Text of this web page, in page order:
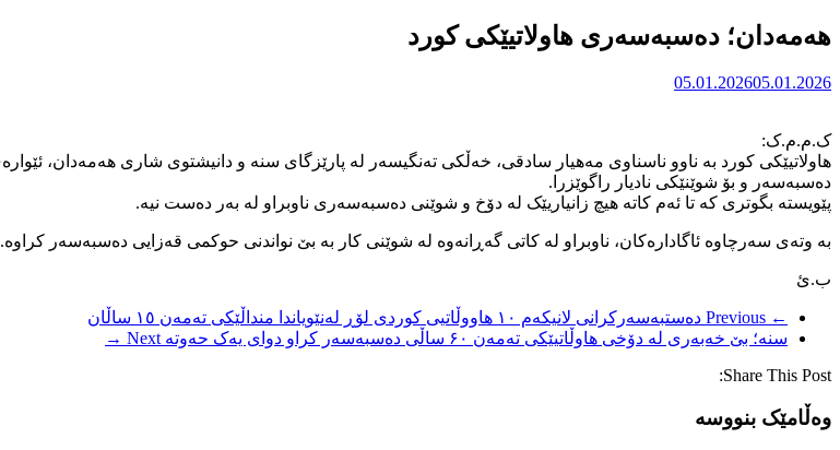
هەمەدان؛ دەسبەسەری هاولاتیێکی کورد
05.01.202605.01.2026
ک.م.م.ک:
دەسبەسەر و بۆ شوێنێکی نادیار راگوێزرا.
پێویستە بگوتری کە تا ئەم کاتە هیچ زانیاریێک لە دۆخ و شوێنی دەسبەسەری ناوبراو لە بەر دەست نیە.
بە وتەی سەرچاوە ئاگادارەکان، ناوبراو لە کاتی گەڕانەوە لە شوێنی کار بە بێ نواندنی حوکمی قەزایی دەسبەسەر کراوە.
ب.ئ
← Previous
دەستبەسەرکرانی لانیکەم ١٠ هاووڵاتیی کوردی لۆڕ لەنێویاندا منداڵێکی تەمەن ١٥ ساڵان
سنە؛ بێ خەبەری لە دۆخی هاوڵاتیێکی تەمەن ۶۰ ساڵی دەسبەسەر کراو دوای یەک حەوتە
Next →
Share This Post:
وەڵامێک بنووسە